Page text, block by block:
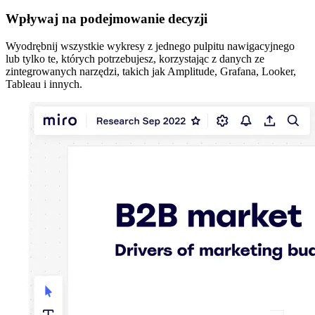
Wpływaj na podejmowanie decyzji
Wyodrębnij wszystkie wykresy z jednego pulpitu nawigacyjnego
lub tylko te, których potrzebujesz, korzystając z danych ze
zintegrowanych narzędzi, takich jak Amplitude, Grafana, Looker,
Tableau i innych.